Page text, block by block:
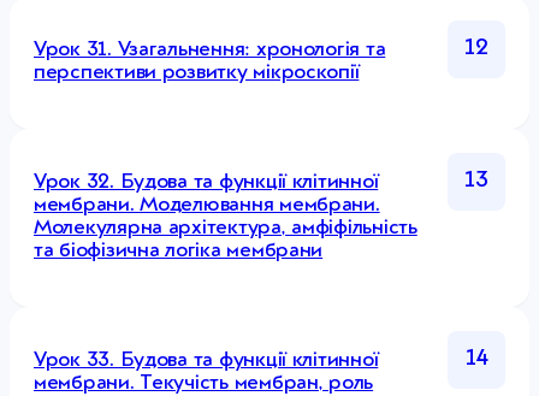
12
Урок 31. Узагальнення: хронологія та
перспективи розвитку мікроскопії
13
Урок 32. Будова та функції клітинної
мембрани. Моделювання мембрани.
Молекулярна архітектура, амфіфільність
та біофізична логіка мембрани
14
Урок 33. Будова та функції клітинної
мембрани. Текучість мембран, роль